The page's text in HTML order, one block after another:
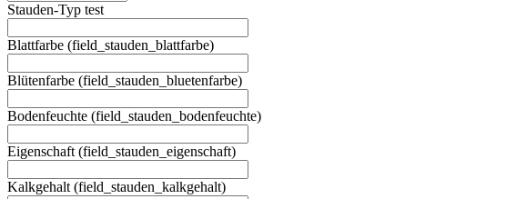
Stauden-Typ test
Blattfarbe (field_stauden_blattfarbe)
Blütenfarbe (field_stauden_bluetenfarbe)
Bodenfeuchte (field_stauden_bodenfeuchte)
Eigenschaft (field_stauden_eigenschaft)
Kalkgehalt (field_stauden_kalkgehalt)